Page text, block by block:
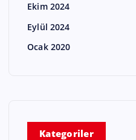
Ekim 2024
Eylül 2024
Ocak 2020
Kategoriler